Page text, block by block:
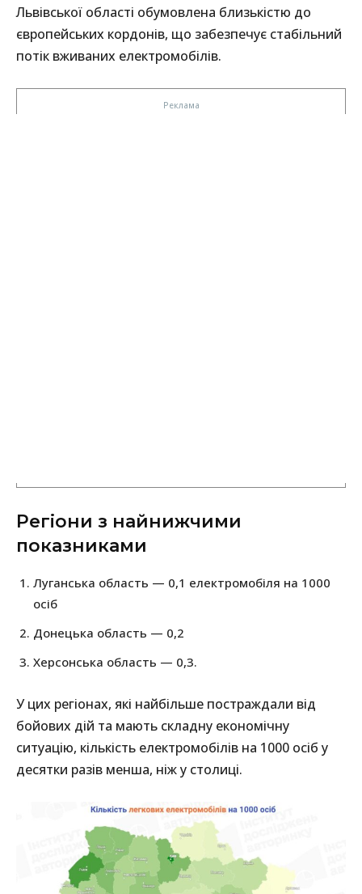
Львівської області обумовлена близькістю до
європейських кордонів, що забезпечує стабільний
потік вживаних електромобілів.
Регіони з найнижчими
показниками
Луганська область — 0,1 електромобіля на 1000
осіб
Донецька область — 0,2
Херсонська область — 0,3.
У цих регіонах, які найбільше постраждали від
бойових дій та мають складну економічну
ситуацію, кількість електромобілів на 1000 осіб у
десятки разів менша, ніж у столиці.